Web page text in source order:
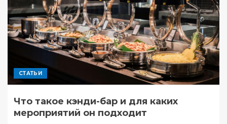
СТАТЬИ
Что такое кэнди-бар и для каких
мероприятий он подходит